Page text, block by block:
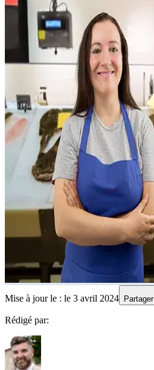
Mise à jour le : le 3 avril 2024 Partager
Rédigé par: